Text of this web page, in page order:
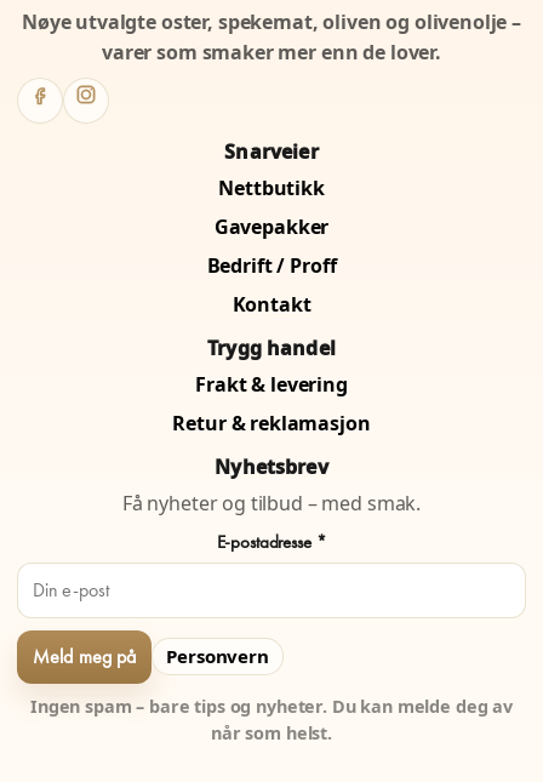
Nøye utvalgte oster, spekemat, oliven og olivenolje –
varer som smaker mer enn de lover.
Snarveier
Nettbutikk
Gavepakker
Bedrift / Proff
Kontakt
Trygg handel
Frakt & levering
Retur & reklamasjon
Nyhetsbrev
Få nyheter og tilbud – med smak.
E-postadresse *
Personvern
Ingen spam – bare tips og nyheter. Du kan melde deg av
når som helst.